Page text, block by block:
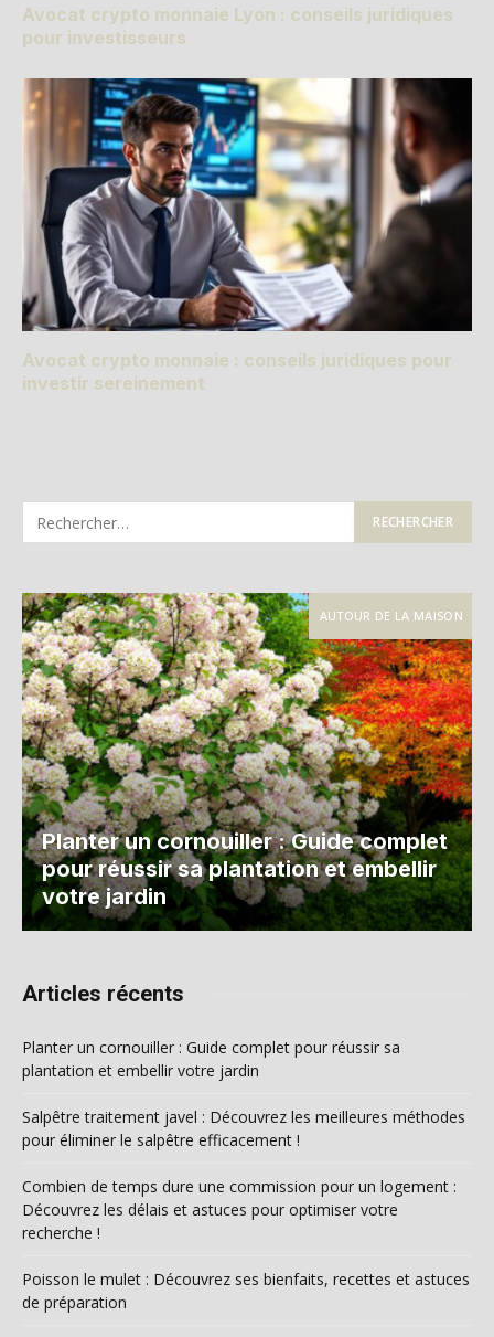
Avocat crypto monnaie Lyon : conseils juridiques
pour investisseurs
Avocat crypto monnaie : conseils juridiques pour
investir sereinement
AUTOUR DE LA MAISON
Planter un cornouiller : Guide complet
pour réussir sa plantation et embellir
votre jardin
Articles récents
Planter un cornouiller : Guide complet pour réussir sa
plantation et embellir votre jardin
Salpêtre traitement javel : Découvrez les meilleures méthodes
pour éliminer le salpêtre efficacement !
Combien de temps dure une commission pour un logement :
Découvrez les délais et astuces pour optimiser votre
recherche !
Poisson le mulet : Découvrez ses bienfaits, recettes et astuces
de préparation